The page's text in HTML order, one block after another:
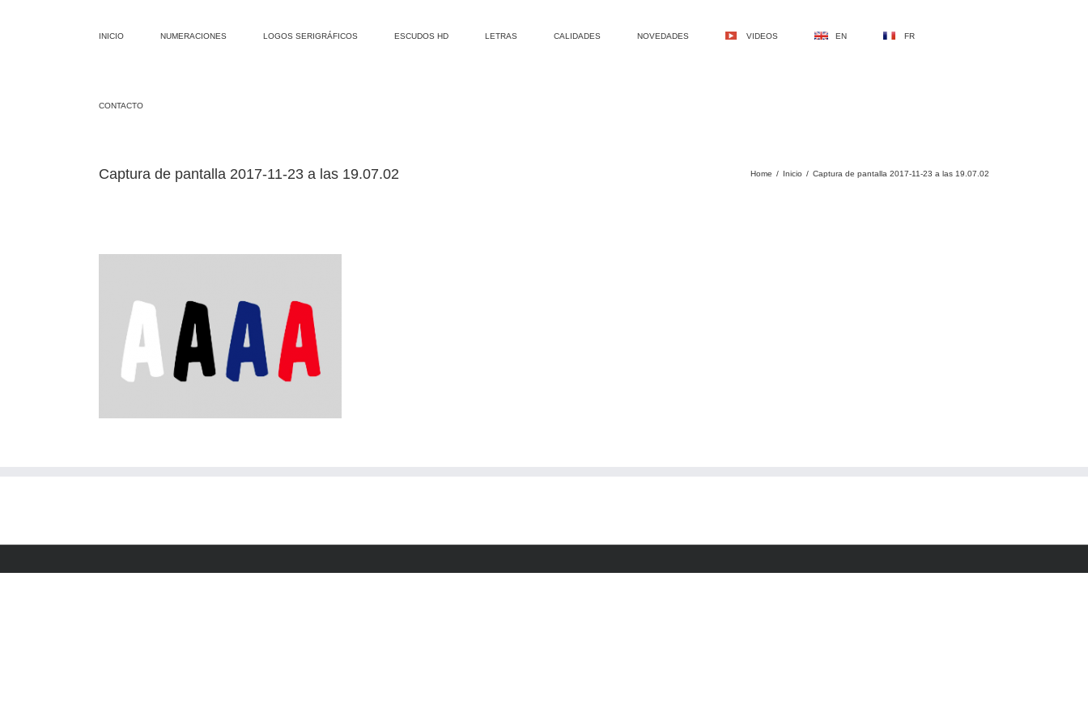
INICIO NUMERACIONES LOGOS SERIGRÁFICOS ESCUDOS HD LETRAS CALIDADES NOVEDADES VIDEOS EN FR
CONTACTO
Captura de pantalla 2017-11-23 a las 19.07.02 Home / Inicio / Captura de pantalla 2017-11-23 a las 19.07.02